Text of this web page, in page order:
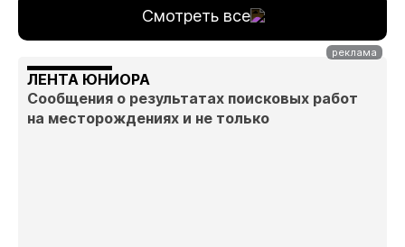
Смотреть все
ЛЕНТА ЮНИОРА
Сообщения о результатах поисковых работ
на месторождениях и не только